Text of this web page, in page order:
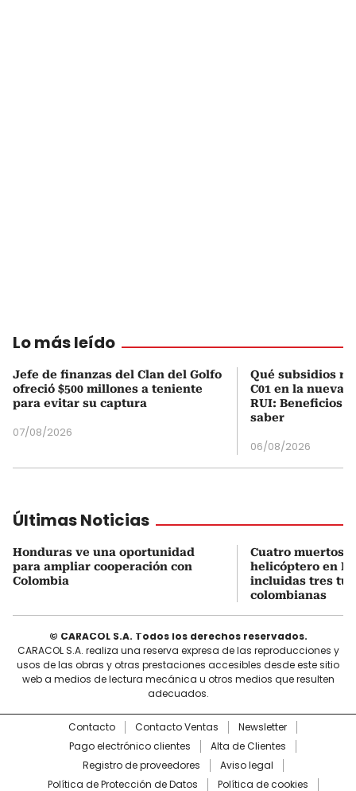
Lo más leído
Jefe de finanzas del Clan del Golfo
ofreció $500 millones a teniente
para evitar su captura
07/08/2026
Qué subsidios
C01 en la nueva
RUI: Beneficios
saber
06/08/2026
Últimas Noticias
Honduras ve una oportunidad
para ampliar cooperación con
Colombia
Cuatro muertos
helicóptero en
incluidas tres
colombianas
© CARACOL S.A. Todos los derechos reservados.
CARACOL S.A. realiza una reserva expresa de las reproducciones y
usos de las obras y otras prestaciones accesibles desde este sitio
web a medios de lectura mecánica u otros medios que resulten
adecuados.
Contacto Contacto Ventas
Newsletter
Pago electrónico clientes
Alta de Clientes
Registro de proveedores
Aviso legal
Política de Protección de Datos
Política de cookies